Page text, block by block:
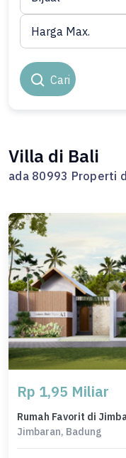
Cari
Harga Max.
Villa di Bali
ada 80993 Properti
Rp 1,95 Miliar
Rumah Favorit di
Jimbaran, Badung